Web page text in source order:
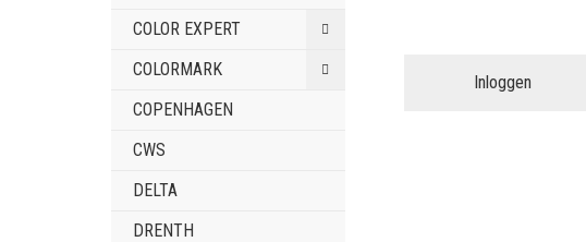
Inloggen
COLOR EXPERT
COLORMARK
COPENHAGEN
CWS
DELTA
DRENTH